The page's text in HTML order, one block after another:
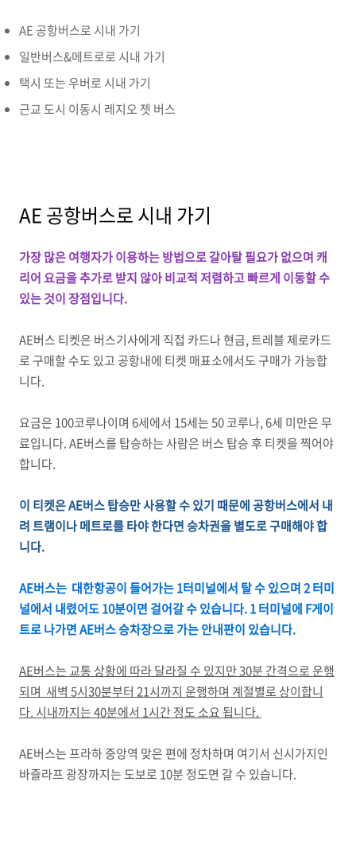
AE 공항버스로 시내 가기
일반버스&메트로로 시내 가기
택시 또는 우버로 시내 가기
근교 도시 이동시 레지오 젯 버스
AE 공항버스로 시내 가기
가장 많은 여행자가 이용하는 방법으로 갈아탈 필요가 없으며 캐
리어 요금을 추가로 받지 않아 비교적 저렴하고 빠르게 이동할 수
있는 것이 장점입니다.
AE버스 티켓은 버스기사에게 직접 카드나 현금, 트레블 제로카드
로 구매할 수도 있고 공항내에 티켓 매표소에서도 구매가 가능합
니다.
요금은 100코루나이며 6세에서 15세는 50 코루나, 6세 미만은 무
료입니다. AE버스를 탑승하는 사람은 버스 탑승 후 티켓을 찍어야
합니다.
이 티켓은 AE버스 탑승만 사용할 수 있기 때문에 공항버스에서 내
려 트램이나 메트로를 타야 한다면 승차권을 별도로 구매해야 합
니다.
AE버스는 대한항공이 들어가는 1터미널에서 탈 수 있으며 2 터미
널에서 내렸어도 10분이면 걸어갈 수 있습니다. 1 터미널에 F게이
트로 나가면 AE버스 승차장으로 가는 안내판이 있습니다.
AE버스는 교통 상황에 따라 달라질 수 있지만 30분 간격으로 운행
되며 새벽 5시30분부터 21시까지 운행하며 계절별로 상이합니
다. 시내까지는 40분에서 1시간 정도 소요 됩니다.
AE버스는 프라하 중앙역 맞은 편에 정차하며 여기서 신시가지인
바즐라프 광장까지는 도보로 10분 정도면 갈 수 있습니다.